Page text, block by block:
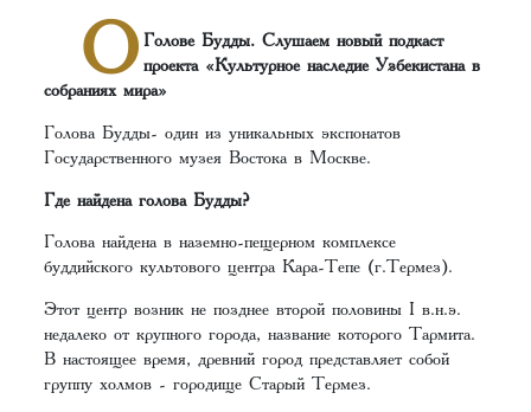
О Голове Будды. Слушаем новый подкаст
проекта «Культурное наследие Узбекистана в
собраниях мира»
Голова Будды- один из уникальных экспонатов
Государственного музея Востока в Москве.
Где найдена голова Будды?
Голова найдена в наземно-пещерном комплексе
буддийского культового центра Кара-Тепе (г.Термез).
Этот центр возник не позднее второй половины I в.н.э.
недалеко от крупного города, название которого Тармита.
В настоящее время, древний город представляет собой
группу холмов - городище Старый Термез.